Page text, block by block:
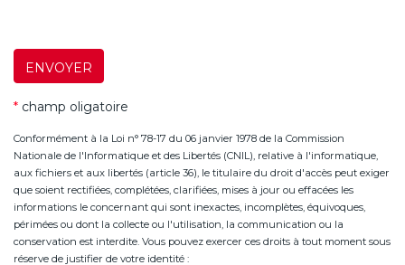
ENVOYER
* champ oligatoire
Conformément à la Loi n° 78-17 du 06 janvier 1978 de la Commission
Nationale de l'Informatique et des Libertés (CNIL), relative à l'informatique,
aux fichiers et aux libertés (article 36), le titulaire du droit d'accès peut exiger
que soient rectifiées, complétées, clarifiées, mises à jour ou effacées les
informations le concernant qui sont inexactes, incomplètes, équivoques,
périmées ou dont la collecte ou l'utilisation, la communication ou la
conservation est interdite. Vous pouvez exercer ces droits à tout moment sous
réserve de justifier de votre identité :